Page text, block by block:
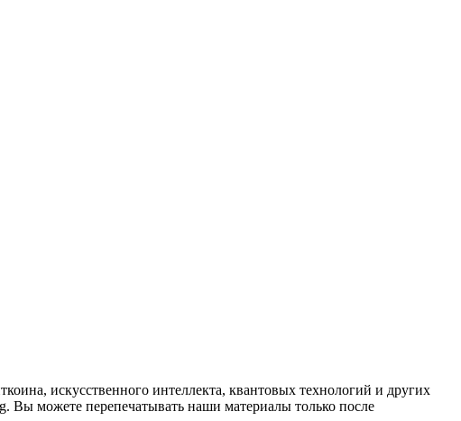
искусственного интеллекта, квантовых технологий и других
Вы можете перепечатывать наши материалы только после